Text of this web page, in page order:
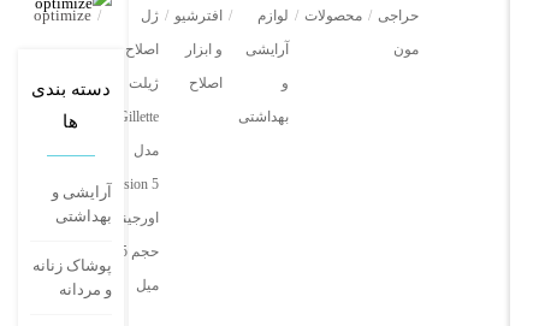
/ محصولات / لوازم
بهداشتی
/
افترشیو
و ابزار
/ ژل
اصلاح
ژیلت
Fusion 5
optimize
دسته بندی
ها
آرایشی و
بهداشتی
پوشاک زنانه
و مردانه